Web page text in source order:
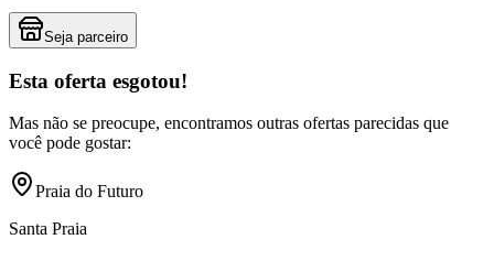
Seja parceiro
Esta oferta esgotou!
Mas não se preocupe, encontramos outras ofertas parecidas que
você pode gostar:
Praia do Futuro
Santa Praia